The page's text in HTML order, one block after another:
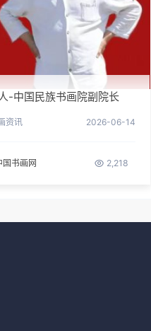
-中国民族书画院副院长
资讯 2026-06-14
国书画网 2,218